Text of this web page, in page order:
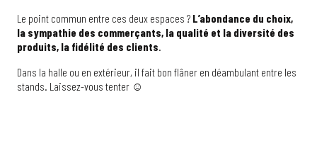
Le point commun entre ces deux espaces ? L’abondance du choix,
la sympathie des commerçants, la qualité et la diversité des
produits, la fidélité des clients.
Dans la halle ou en extérieur, il fait bon flâner en déambulant entre les
stands. Laissez-vous tenter ☺